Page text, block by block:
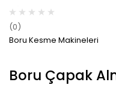
(0)
Boru Kesme Makineleri
Boru Çapak